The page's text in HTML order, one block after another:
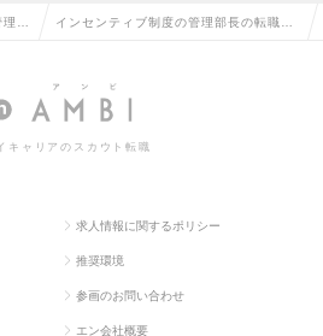
部 インセンティブ制度の管理部長の転職・
キャリアのスカウト転職
求人情報に関するポリシー
推奨環境
参画のお問い合わせ
エン会社概要